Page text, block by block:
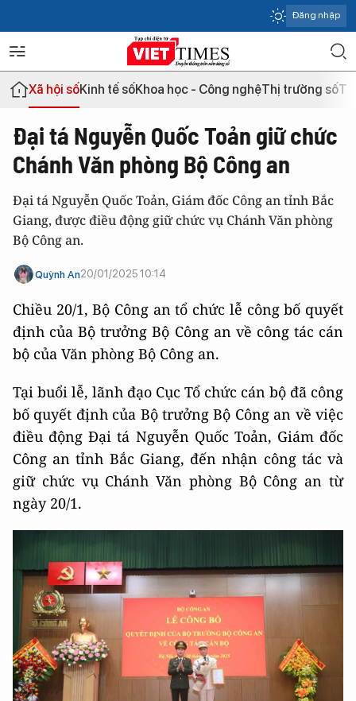
Đăng nhập
Xã hội sốKinh tế sốKhoa học - Công nghệThị trường số
Đại tá Nguyễn Quốc Toản giữ chức
Chánh Văn phòng Bộ Công an
Đại tá Nguyễn Quốc Toản, Giám đốc Công an tỉnh Bắc
Giang, được điều động giữ chức vụ Chánh Văn phòng
Bộ Công an.
Quỳnh An20/01/2025 10:14
Chiều 20/1, Bộ Công an tổ chức lễ công bố quyết
định của Bộ trưởng Bộ Công an về công tác cán
bộ của Văn phòng Bộ Công an.
Tại buổi lễ, lãnh đạo Cục Tổ chức cán bộ đã công
bố quyết định của Bộ trưởng Bộ Công an về việc
điều động Đại tá Nguyễn Quốc Toản, Giám đốc
Công an tỉnh Bắc Giang, đến nhận công tác và
giữ chức vụ Chánh Văn phòng Bộ Công an từ
ngày 20/1.